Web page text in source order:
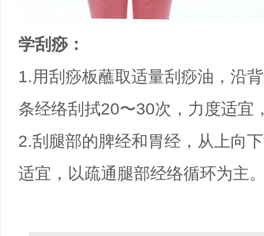
学刮痧：
1.用刮痧板蘸取适量刮痧油，沿
条经络刮拭20〜30次，力度适宜
2.刮腿部的脾经和胃经，从上向
适宜，以疏通腿部经络循环为主